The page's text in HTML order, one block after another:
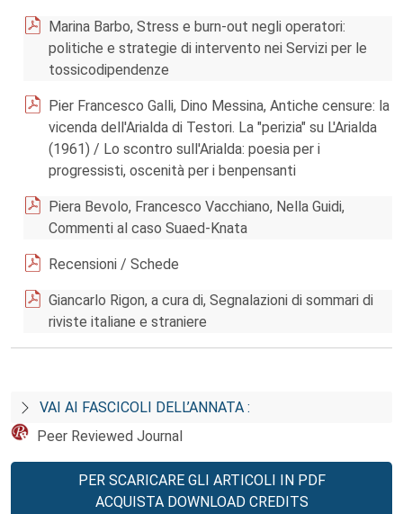
Marina Barbo, Stress e burn-out negli operatori:
politiche e strategie di intervento nei Servizi per le
tossicodipendenze
Pier Francesco Galli, Dino Messina, Antiche censure: la
vicenda dell'Arialda di Testori. La "perizia" su L'Arialda
(1961) / Lo scontro sull'Arialda: poesia per i
progressisti, oscenità per i benpensanti
Piera Bevolo, Francesco Vacchiano, Nella Guidi,
Commenti al caso Suaed-Knata
Recensioni / Schede
Giancarlo Rigon, a cura di, Segnalazioni di sommari di
riviste italiane e straniere
VAI AI FASCICOLI DELL’ANNATA :
Peer Reviewed Journal
PER SCARICARE GLI ARTICOLI IN PDF
ACQUISTA DOWNLOAD CREDITS